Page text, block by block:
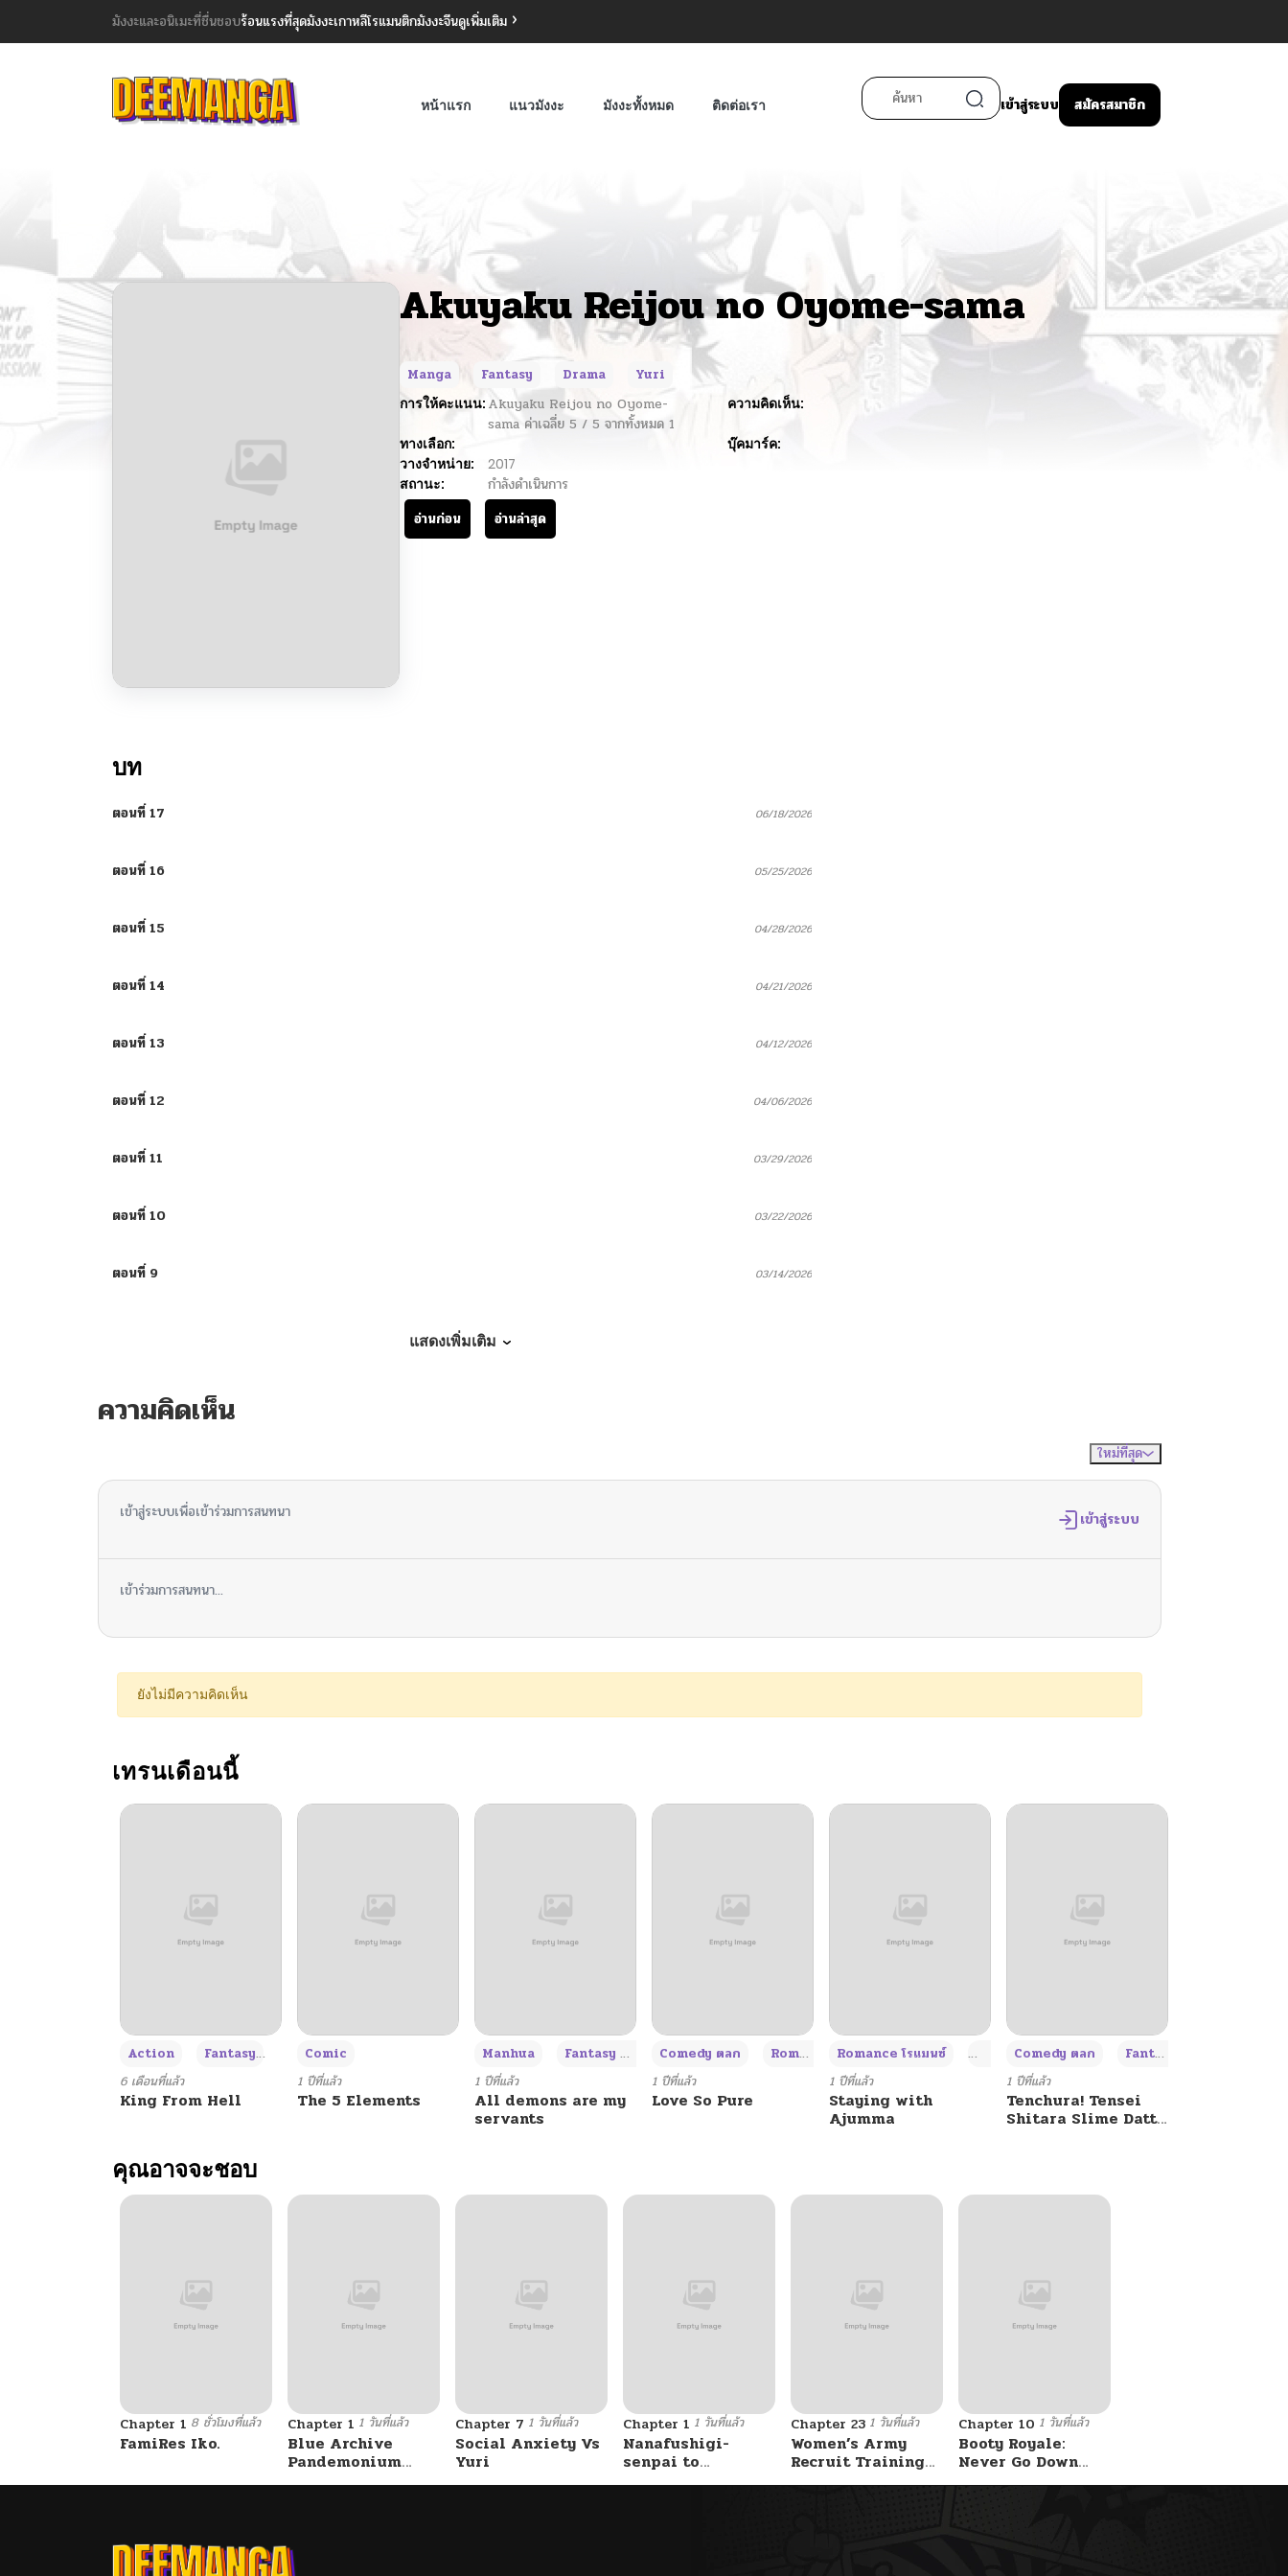
มังงะและอนิเมะที่ชื่นชอบร้อนแรงที่สุดมังงะเกาหลีโรแมนติกมังงะจีนดูเพิ่มเติม
หน้าแรก แนวมังงะ มังงะทั้งหมด ติดต่อเรา เข้าสู่ระบบ สมัครสมาชิก
Akuyaku Reijou no Oyome-sama
Manga Fantasy Drama
Yuri
การให้คะแนน: Akuyaku Reijou no Oyome-
sama ค่าเฉลี่ย 5 / 5 จากทั้งหมด 1
ความคิดเห็น:
ทางเลือก:
บุ๊คมาร์ค:
วางจำหน่าย:
2017
สถานะ:
กำลังดำเนินการ
อ่านก่อน
อ่านล่าสุด
บท
ตอนที่ 17 06/18/2026
ตอนที่ 16 05/25/2026
ตอนที่ 15 04/28/2026
ตอนที่ 14 04/21/2026
ตอนที่ 13 04/12/2026
ตอนที่ 12 04/06/2026
ตอนที่ 11 03/29/2026
ตอนที่ 10 03/22/2026
ตอนที่ 9 03/14/2026
ตอนที่ 5
ตอนที่ 4 02/08/2026
ตอนที่ 2 04/10/2025
แสดงเพิ่มเติม
ความคิดเห็น
ใหม่ที่สุด
เข้าสู่ระบบเพื่อเข้าร่วมการสนทนา เข้าสู่ระบบ
เข้าร่วมการสนทนา...
ยังไม่มีความคิดเห็น
เทรนเดือนนี้
Action Fantasy
6 เดือนที่แล้ว
King From Hell
Comic
1 ปีที่แล้ว
The 5 Elements
Manhua Fantasy แฟนตาซี +3
1 ปีที่แล้ว
All demons are my
servants
Comedy ตลก Romance โรแมนซ์ +4
1 ปีที่แล้ว
Love So Pure
Romance โรแมนซ์ Adult ผู้ใหญ่ +4
1 ปีที่แล้ว
Staying with
Ajumma
Comedy ตลก Fantasy แฟนตาซี
1 ปีที่แล้ว
Tenchura! Tensei
Shitara Slime Datta
คุณอาจจะชอบ
Chapter 1 8 ชั่วโมงที่แล้ว
FamiRes Iko.
Chapter 1 1 วันที่แล้ว
Blue Archive
Pandemonium
Vacation By
Chapter 7 1 วันที่แล้ว
Social Anxiety Vs
Yuri
Chapter 1 1 วันที่แล้ว
Nanafushigi-
senpai to
Tetsujin-kun
Chapter 23 1 วันที่แล้ว
Women’s Army
Recruit Training
Center
Chapter 10 1 วันที่แล้ว
Booty Royale:
Never Go Down
Without A Fight!